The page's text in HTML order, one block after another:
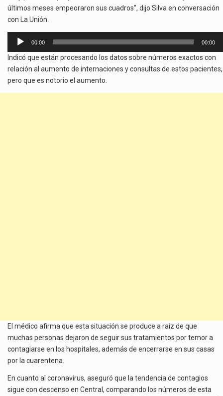
últimos meses empeoraron sus cuadros”, dijo Silva en conversación
con La Unión.
Reproductor
audio
00:00 00:00
Indicó que están procesando los datos sobre números exactos con
relación al aumento de internaciones y consultas de estos pacientes,
pero que es notorio el aumento.
El médico afirma que esta situación se produce a raíz de que
muchas personas dejaron de seguir sus tratamientos por temor a
contagiarse en los hospitales, además de encerrarse en sus casas
por la cuarentena.
En cuanto al coronavirus, aseguró que la tendencia de contagios
sigue con descenso en Central, comparando los números de esta